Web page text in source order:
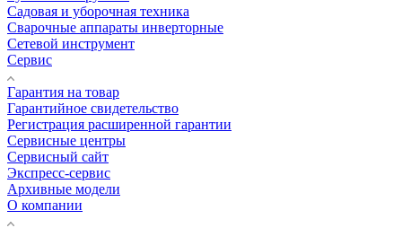
Садовая и уборочная техника
Сварочные аппараты инверторные
Сетевой инструмент
Сервис
Гарантия на товар
Гарантийное свидетельство
Регистрация расширенной гарантии
Сервисные центры
Сервисный сайт
Экспресс-сервис
Архивные модели
О компании